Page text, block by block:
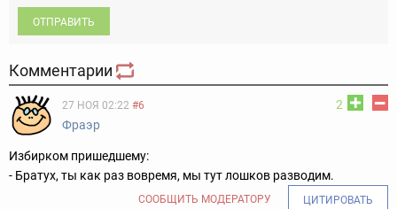
ОТПРАВИТЬ
Комментарии
2
27 НОЯ 02:22 #6
Фраэр
Избирком пришедшему:
- Братух, ты как раз вовремя, мы тут лошков разводим.
СООБЩИТЬ МОДЕРАТОРУ ЦИТИРОВАТЬ